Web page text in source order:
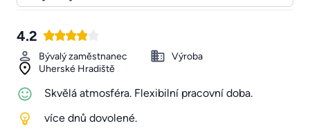
4.2
Bývalý zaměstnanec
Výroba
Uherské Hradiště
Skvělá atmosféra. Flexibilní pracovní doba.
více dnů dovolené.